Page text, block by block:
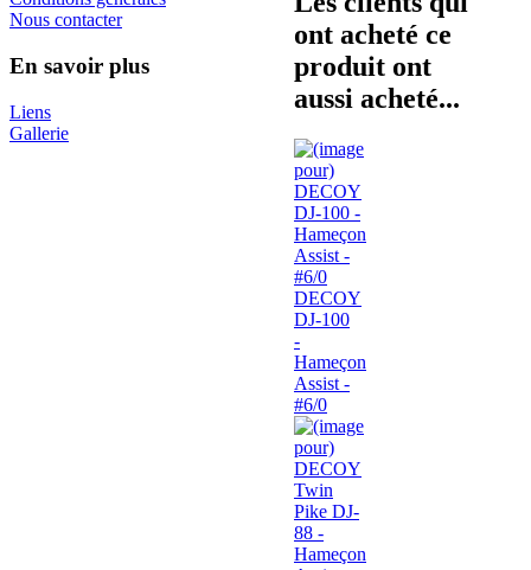
Nous contacter
En savoir plus
Liens
Gallerie
ont acheté ce
produit ont
aussi acheté...
DECOY
DJ-100
-
Hameçon
Assist -
#6/0